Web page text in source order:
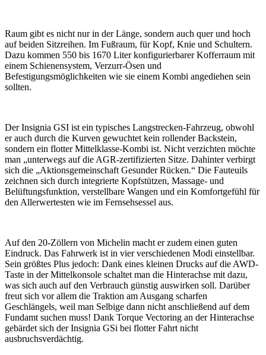
Raum gibt es nicht nur in der Länge, sondern auch quer und hoch
auf beiden Sitzreihen. Im Fußraum, für Kopf, Knie und Schultern.
Dazu kommen 550 bis 1670 Liter konfigurierbarer Kofferraum mit
einem Schienensystem, Verzurr-Ösen und
Befestigungsmöglichkeiten wie sie einem Kombi angediehen sein
sollten.
Der Insignia GSI ist ein typisches Langstrecken-Fahrzeug, obwohl
er auch durch die Kurven gewuchtet kein rollender Backstein,
sondern ein flotter Mittelklasse-Kombi ist. Nicht verzichten möchte
man „unterwegs auf die AGR-zertifizierten Sitze. Dahinter verbirgt
sich die „Aktionsgemeinschaft Gesunder Rücken.“ Die Fauteuils
zeichnen sich durch integrierte Kopfstützen, Massage- und
Belüftungsfunktion, verstellbare Wangen und ein Komfortgefühl für
den Allerwertesten wie im Fernsehsessel aus.
Auf den 20-Zöllern von Michelin macht er zudem einen guten
Eindruck. Das Fahrwerk ist in vier verschiedenen Modi einstellbar.
Sein größtes Plus jedoch: Dank eines kleinen Drucks auf die AWD-
Taste in der Mittelkonsole schaltet man die Hinterachse mit dazu,
was sich auch auf den Verbrauch günstig auswirken soll. Darüber
freut sich vor allem die Traktion am Ausgang scharfen
Geschlängels, weil man Selbige dann nicht anschließend auf dem
Fundamt suchen muss! Dank Torque Vectoring an der Hinterachse
gebärdet sich der Insignia GSi bei flotter Fahrt nicht
ausbruchsverdächtig.